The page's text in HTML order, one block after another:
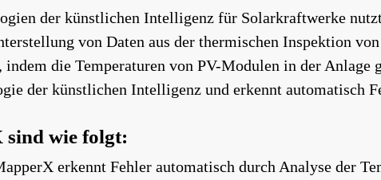
der künstlichen Intelligenz für Solarkraftwerke
von Daten aus der thermischen Inspektion
die Temperaturen von PV-Modulen in der Anlage
der künstlichen Intelligenz und erkennt automatisch
wie folgt:
erkennt Fehler automatisch durch Analyse der